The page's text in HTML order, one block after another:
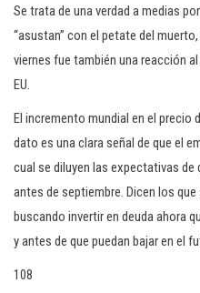
Se trata de una verdad a medias
“asustan” con el petate del
viernes fue también una reacción
EU.
El incremento mundial en el precio
dato es una clara señal de que el
cual se diluyen las expectativas de
antes de septiembre. Dicen los
buscando invertir en deuda ahora
y antes de que puedan bajar en el
108